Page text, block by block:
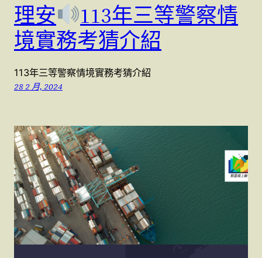
理安
113年三等警察情
境實務考猜介紹
113年三等警察情境實務考猜介紹
28 2 月, 2024